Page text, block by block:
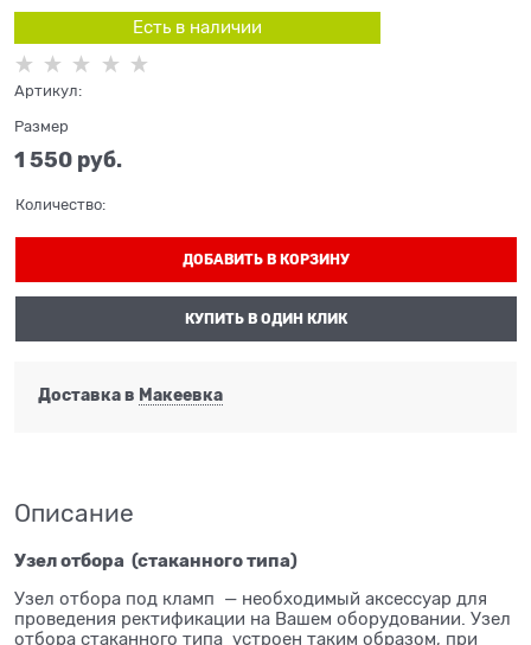
Есть в наличии
Артикул:
Размер
1 550 руб.
Количество:
ДОБАВИТЬ В КОРЗИНУ
КУПИТЬ В ОДИН КЛИК
Доставка в Макеевка
Описание
Узел отбора (стаканного типа)
Узел отбора под кламп — необходимый аксессуар для
проведения ректификации на Вашем оборудовании. Узел
отбора стаканного типа устроен таким образом, при